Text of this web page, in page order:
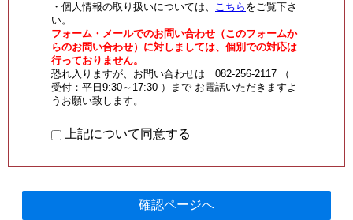
・個人情報の取り扱いについては、 こちら をご覧下さ
い。
フォーム・メールでのお問い合わせ（このフォームか
らのお問い合わせ）に対しましては、個別での対応は
行っておりません。
恐れ入りますが、お問い合わせは 082-256-2117 （
受付：平日9:30～17:30 ）まで お電話いただきますよ
うお願い致します。
上記について同意する
確認ページへ